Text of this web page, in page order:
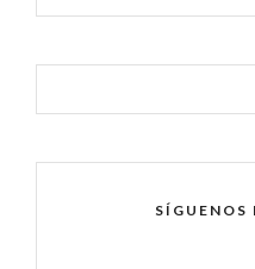
SÍGUENOS